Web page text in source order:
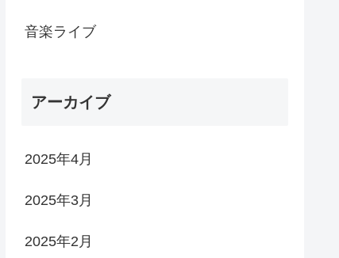
音楽ライブ
アーカイブ
2025年4月
2025年3月
2025年2月